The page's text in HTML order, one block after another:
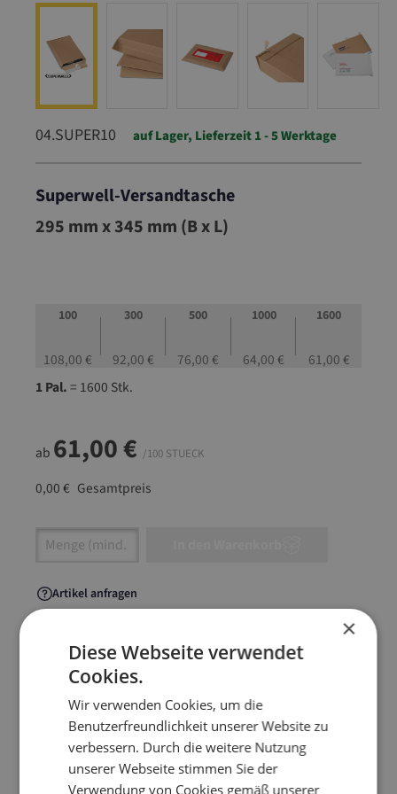
04.SUPER10 auf Lager, Lieferzeit 1 - 5 Werktage
Superwell-Versandtasche
04.SUPER10
295 mm x 345 mm (B x L)
100
108,00 €
300
92,00 €
500
76,00 €
1000
64,00 €
1600
61,00 €
1 Pal.= 1600 Stk.
ab 61,00 € /100 STUECK
0,00 € Gesamtpreis
Artikel Anzahl: Gib den gewünschten Wert
Artikel anfragen
Artikelinformationen
Die extrem knickstabile Versandtasche aus
Kraftliner-Wellpappe bietet Schutz und Sicherheit
beim Versand wertvoller Bücher, Dokumente,
×
Diese Webseite verwendet
Cookies.
Wir verwenden Cookies, um die
Benutzerfreundlichkeit unserer Website zu
verbessern. Durch die weitere Nutzung
unserer Webseite stimmen Sie der
Verwendung von Cookies gemäß unserer